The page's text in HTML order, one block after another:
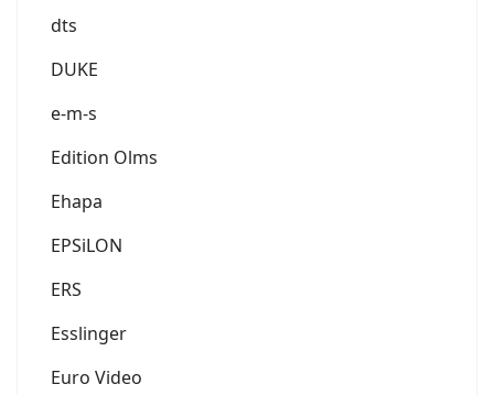
dts
DUKE
e-m-s
Edition Olms
Ehapa
EPSiLON
ERS
Esslinger
Euro Video